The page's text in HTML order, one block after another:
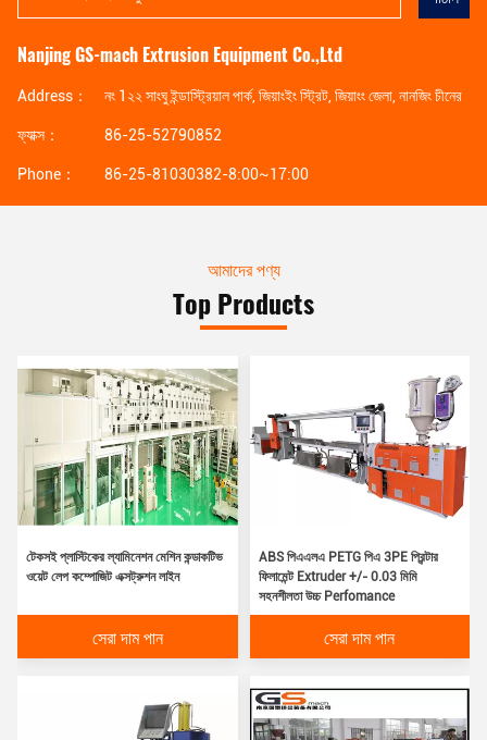
Nanjing GS-mach Extrusion Equipment Co.,Ltd
Address： নং 1২২ সাংঘু ইন্ডাস্ট্রিয়াল পার্ক, জিয়াংইং স্ট্রিট, জিয়াংং জেলা, নানজিং চীনের
ফ্যাক্স： 86-25-52790852
Phone： 86-25-81030382-8:00~17:00
আমাদের পণ্য
Top Products
টেকসই প্লাস্টিকের ল্যামিনেশন মেশিন কন্ডাকটিভ
ওয়েট লেপ কম্পোজিট এক্সট্রুশন লাইন
সেরা দাম পান
ABS পিএএলএ PETG পিএ 3PE প্রিন্টার
ফিলামেন্ট Extruder +/- 0.03 মিমি
সহনশীলতা উচ্চ Perfomance
সেরা দাম পান